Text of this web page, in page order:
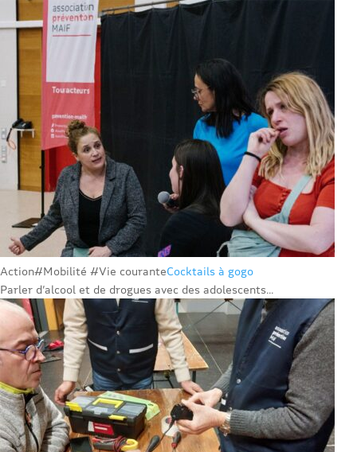
Action#Mobilité #Vie couranteCocktails à gogo
Parler d’alcool et de drogues avec des adolescents...